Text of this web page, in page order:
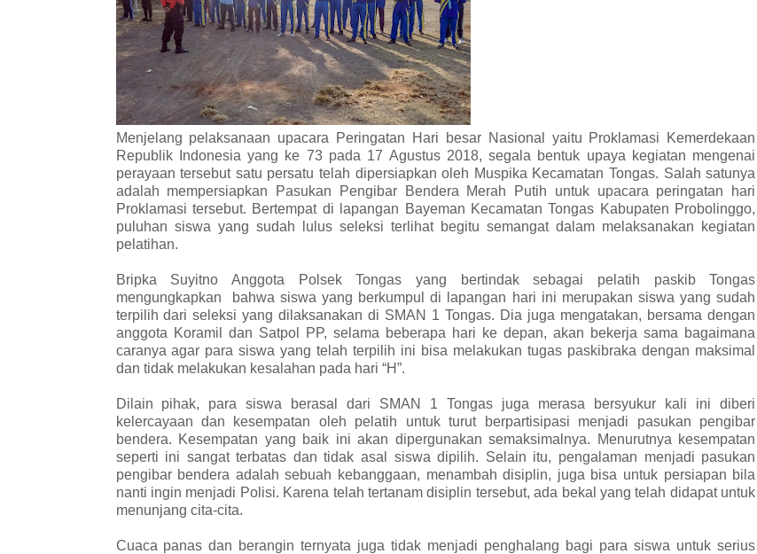
Menjelang pelaksanaan upacara Peringatan Hari besar Nasional yaitu Proklamasi Kemerdekaan
Republik Indonesia yang ke 73 pada 17 Agustus 2018, segala bentuk upaya kegiatan mengenai
perayaan tersebut satu persatu telah dipersiapkan oleh Muspika Kecamatan Tongas. Salah satunya
adalah mempersiapkan Pasukan Pengibar Bendera Merah Putih untuk upacara peringatan hari
Proklamasi tersebut. Bertempat di lapangan Bayeman Kecamatan Tongas Kabupaten Probolinggo,
puluhan siswa yang sudah lulus seleksi terlihat begitu semangat dalam melaksanakan kegiatan
pelatihan.
Bripka Suyitno Anggota Polsek Tongas yang bertindak sebagai pelatih paskib Tongas
mengungkapkan
bahwa siswa yang berkumpul di lapangan hari ini merupakan siswa yang sudah
terpilih dari seleksi yang dilaksanakan di SMAN 1 Tongas. Dia juga mengatakan, bersama dengan
anggota Koramil dan Satpol PP, selama beberapa hari ke depan, akan bekerja sama bagaimana
caranya agar para siswa yang telah terpilih ini bisa melakukan tugas paskibraka dengan maksimal
dan tidak melakukan kesalahan pada hari “H”.
Dilain pihak, para siswa berasal dari SMAN 1 Tongas juga merasa bersyukur kali ini diberi
kelercayaan dan kesempatan oleh pelatih untuk turut berpartisipasi menjadi pasukan pengibar
bendera. Kesempatan yang baik ini akan dipergunakan semaksimalnya. Menurutnya kesempatan
seperti ini sangat terbatas dan tidak asal siswa dipilih. Selain itu, pengalaman menjadi pasukan
pengibar bendera adalah sebuah kebanggaan, menambah disiplin, juga bisa untuk persiapan bila
nanti ingin menjadi Polisi. Karena telah tertanam disiplin tersebut, ada bekal yang telah didapat untuk
menunjang cita-cita.
Cuaca panas dan berangin ternyata juga tidak menjadi penghalang bagi para siswa untuk serius